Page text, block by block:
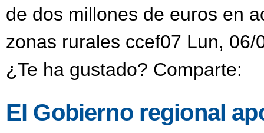
de dos millones de euros en
zonas rurales ccef07 Lun, 06/
¿Te ha gustado? Comparte:
El Gobierno regional